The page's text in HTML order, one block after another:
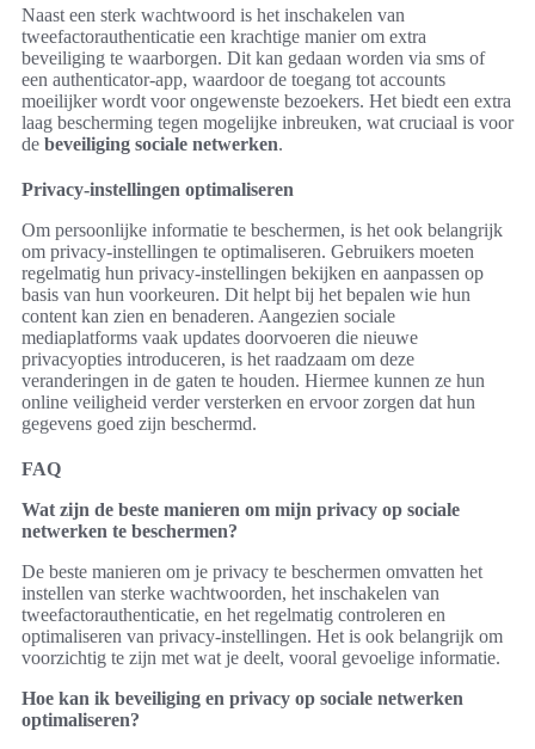
Naast een sterk wachtwoord is het inschakelen van
tweefactorauthenticatie een krachtige manier om extra
beveiliging te waarborgen. Dit kan gedaan worden via sms of
een authenticator-app, waardoor de toegang tot accounts
moeilijker wordt voor ongewenste bezoekers. Het biedt een extra
laag bescherming tegen mogelijke inbreuken, wat cruciaal is voor
de beveiliging sociale netwerken.
Privacy-instellingen optimaliseren
Om persoonlijke informatie te beschermen, is het ook belangrijk
om privacy-instellingen te optimaliseren. Gebruikers moeten
regelmatig hun privacy-instellingen bekijken en aanpassen op
basis van hun voorkeuren. Dit helpt bij het bepalen wie hun
content kan zien en benaderen. Aangezien sociale
mediaplatforms vaak updates doorvoeren die nieuwe
privacyopties introduceren, is het raadzaam om deze
veranderingen in de gaten te houden. Hiermee kunnen ze hun
online veiligheid verder versterken en ervoor zorgen dat hun
gegevens goed zijn beschermd.
FAQ
Wat zijn de beste manieren om mijn privacy op sociale
netwerken te beschermen?
De beste manieren om je privacy te beschermen omvatten het
instellen van sterke wachtwoorden, het inschakelen van
tweefactorauthenticatie, en het regelmatig controleren en
optimaliseren van privacy-instellingen. Het is ook belangrijk om
voorzichtig te zijn met wat je deelt, vooral gevoelige informatie.
Hoe kan ik beveiliging en privacy op sociale netwerken
optimaliseren?